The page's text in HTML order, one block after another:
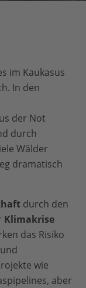
im Kaukasus
In den
der Not
durch
Wälder
dramatisch
durch den
Klimakrise
das Risiko
wie
aber